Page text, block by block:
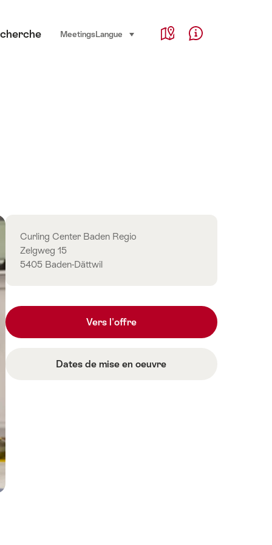
Language, region and important links
MeetingsLangue sélectionner (cliquer pour afficher)
Map Help & Contact
Contact
Curling Center Baden Regio
Zelgweg 15
5405 Baden-Dättwil
Vers l'offre
Dates de mise en oeuvre